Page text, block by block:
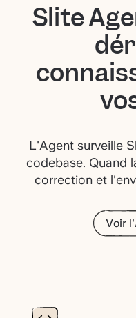
Slite
L'Agent surveille
codebase. Quand
correction et
Voir